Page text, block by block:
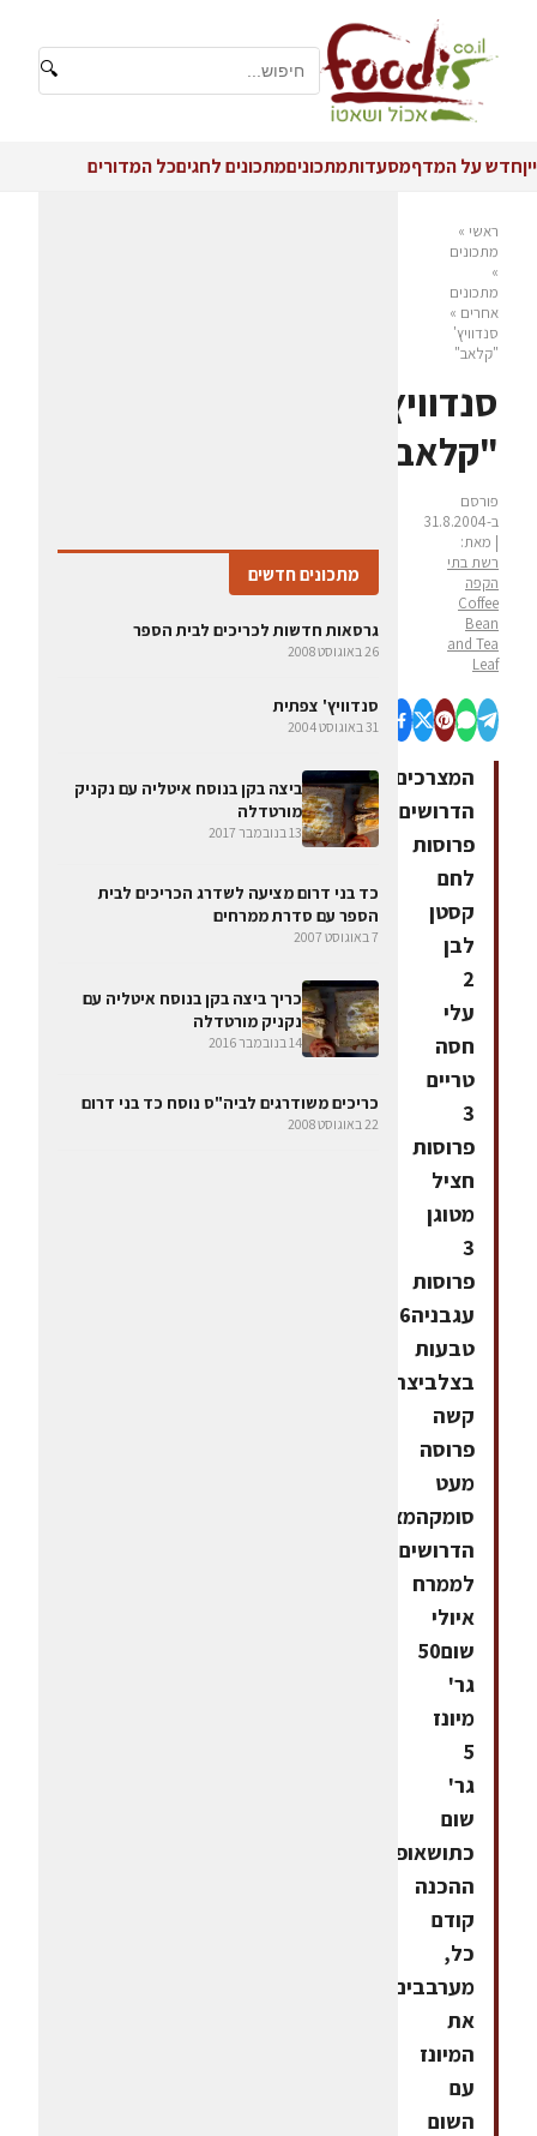
🔍
ייןחדש על המדףמסעדותמתכוניםמתכונים לחגיםכל המדורים
ראשי »
מתכונים
»
מתכונים
אחרים »
סנדוויץ'
"קלאב"
סנדוויץ'
"קלאב"
פורסם
ב-31.8.2004
| מאת:
רשת בתי
הקפה
Coffee
Bean
and Tea
Leaf
המצרכים
פרוסות
לחם
קסטן
לבן
2
עלי
חסה
טריים
3
פרוסות
חציל
מטוגן
3
פרוסות
עגבניה6
טבעות
בצלביצה
קשה
פרוסה
מעט
סומקהמצרכים
הדרושים
לממרח
איולי
שום50
גר'
מיונז
5
גר'
שום
כתושאופן
ההכנה
קודם
כל,
מערבבים
את
המיונז
עם
השום
מתכונים חדשים
גרסאות חדשות לכריכים לבית הספר
26 באוגוסט 2008
סנדוויץ' צפתית
31 באוגוסט 2004
ביצה בקן בנוסח איטליה עם נקניק
מורטדלה
13 בנובמבר 2017
כד בני דרום מציעה לשדרג הכריכים לבית
הספר עם סדרת ממרחים
7 באוגוסט 2007
כריך ביצה בקן בנוסח איטליה עם
נקניק מורטדלה
14 בנובמבר 2016
כריכים משודרגים לביה"ס נוסח כד בני דרום
22 באוגוסט 2008